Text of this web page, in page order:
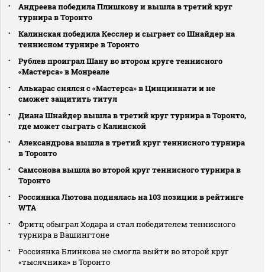
Андреева победила Плишкову и вышла в третий круг
турнира в Торонто
Калинская победила Кесслер и сыграет со Шнайдер на
теннисном турнире в Торонто
Рублев проиграл Шану во втором круге теннисного
«Мастерса» в Монреале
Алькарас снялся с «Мастерса» в Цинциннати и не
сможет защитить титул
Диана Шнайдер вышла в третий круг турнира в Торонто,
где может сыграть с Калинской
Александрова вышла в третий круг теннисного турнира
в Торонто
Самсонова вышла во второй круг теннисного турнира в
Торонто
Россиянка Лютова поднялась на 103 позиции в рейтинге
WTA
Фритц обыграл Ходара и стал победителем теннисного
турнира в Вашингтоне
Россиянка Блинкова не смогла выйти во второй круг
«тысячника» в Торонто